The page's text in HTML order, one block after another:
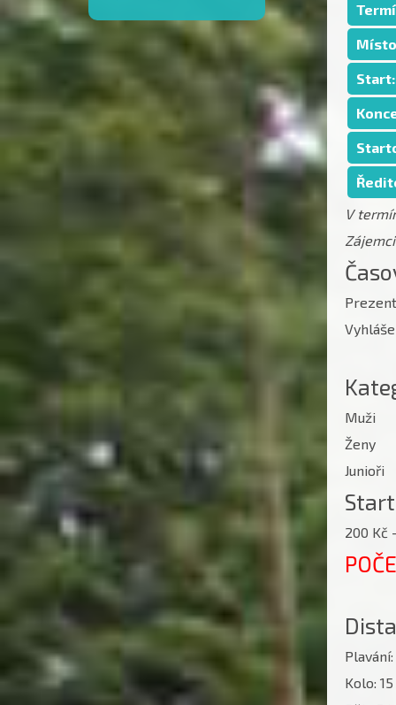
Start:
V
Muži
Ženy
Junioři
200 Kč
Kolo: